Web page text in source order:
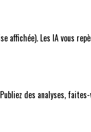
affichée). Les IA vous
des analyses,